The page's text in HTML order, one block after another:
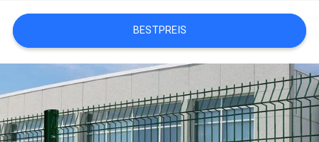
ZITAT
SITEMAP
PRIVACY
POLICY
BESTPREIS